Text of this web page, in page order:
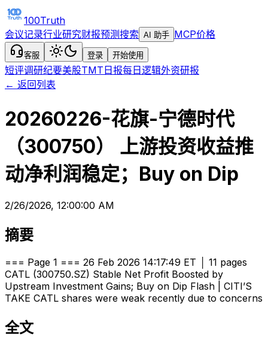
100Truth
会议记录行业研究财报预测搜索 AI 助手 MCP价格
客服 登录 开始使用
短评调研纪要美股TMT日报每日逻辑外资研报
← 返回列表
20260226-花旗-宁德时代
（300750） 上游投资收益推
动净利润稳定；Buy on Dip
2/26/2026, 12:00:00 AM
摘要
=== Page 1 === 26 Feb 2026 14:17:49 ET │ 11 pages
CATL (300750.SZ) Stable Net Profit Boosted by
Upstream Investment Gains; Buy on Dip Flash | CITI’S
TAKE CATL shares were weak recently due to concerns
全文